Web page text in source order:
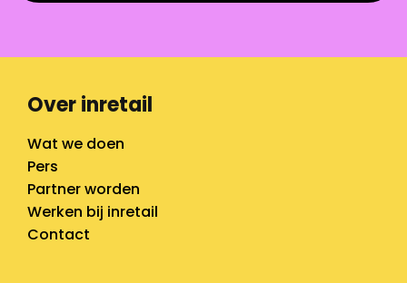
Over inretail
Wat we doen
Pers
Partner worden
Werken bij inretail
Contact